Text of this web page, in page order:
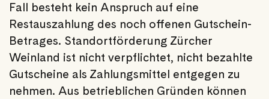
Fall besteht kein Anspruch auf eine
Restauszahlung des noch offenen Gutschein-
Betrages. Standortförderung Zürcher
Weinland ist nicht verpflichtet, nicht bezahlte
Gutscheine als Zahlungsmittel entgegen zu
nehmen. Aus betrieblichen Gründen können